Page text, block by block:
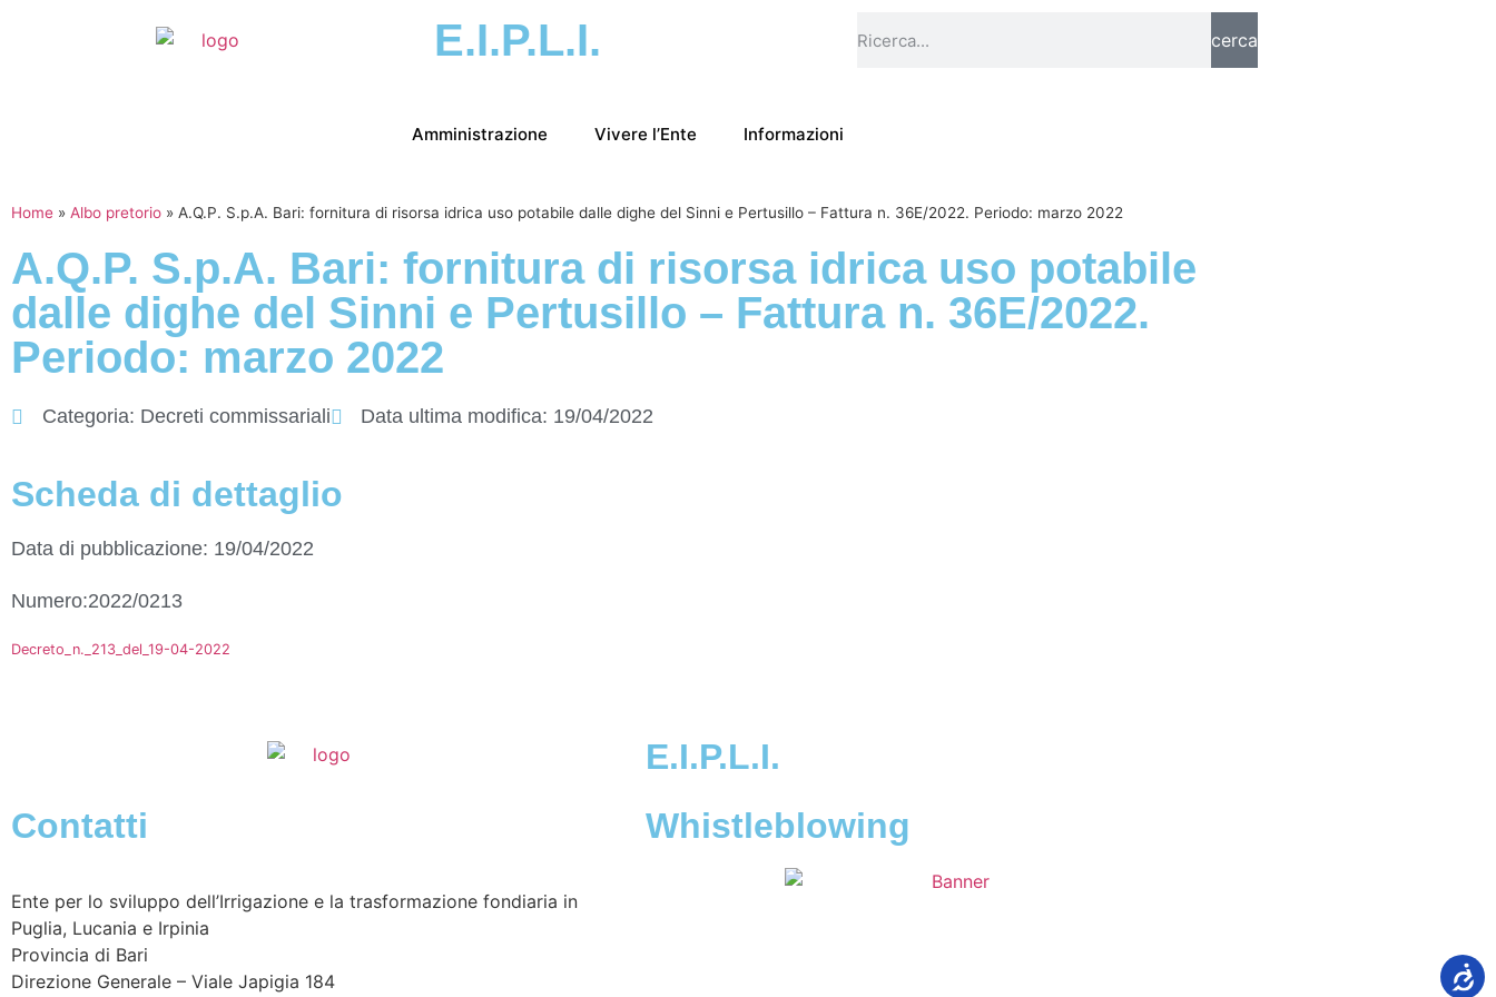
E.I.P.L.I. cerca
Amministrazione Vivere l’Ente Informazioni
Home » Albo pretorio » A.Q.P. S.p.A. Bari: fornitura di risorsa idrica uso potabile dalle dighe del Sinni e Pertusillo – Fattura n. 36E/2022. Periodo: marzo 2022
A.Q.P. S.p.A. Bari: fornitura di risorsa idrica uso potabile
dalle dighe del Sinni e Pertusillo – Fattura n. 36E/2022.
Periodo: marzo 2022
Categoria: Decreti commissariali Data ultima modifica: 19/04/2022
Scheda di dettaglio
Data di pubblicazione: 19/04/2022
Numero:2022/0213
Decreto_n._213_del_19-04-2022
E.I.P.L.I.
Contatti
Ente per lo sviluppo dell’Irrigazione e la trasformazione fondiaria in
Puglia, Lucania e Irpinia
Provincia di Bari
Direzione Generale – Viale Japigia 184
Whistleblowing